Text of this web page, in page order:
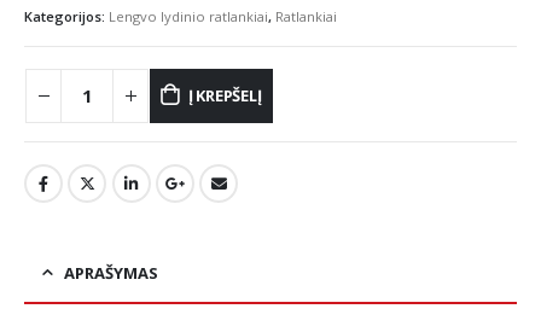
Kategorijos: Lengvo lydinio ratlankiai, Ratlankiai
Į KREPŠELĮ
APRAŠYMAS